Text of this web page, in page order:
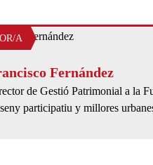
A
Fernández
de l'autor/a:
de Gestió Patrimonial a la
participatiu y millores